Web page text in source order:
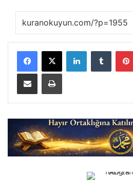
LinkedInTumblr
E-Posta ile paylaş Yazdır